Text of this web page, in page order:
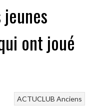
ont joué
ACTUCLUB Anciens